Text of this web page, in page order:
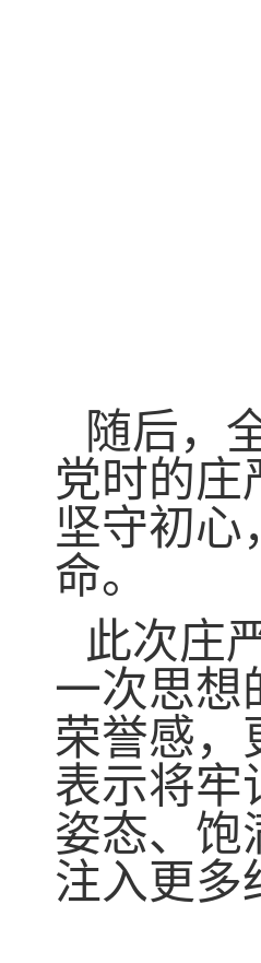
随后，
党时的庄
坚守初心
命。
此次庄
一次思想
荣誉感，
表示将牢
姿态、饱
注入更多